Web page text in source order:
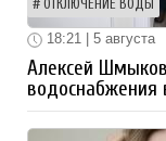
ОТКЛЮЧЕНИЕ ВОДЫ
18:21 | 5 августа
Алексей
водоснабжения